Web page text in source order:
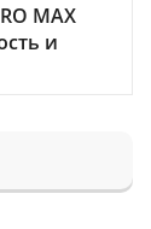
MAX
и